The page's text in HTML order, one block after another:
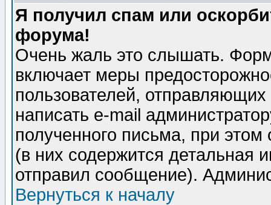
Я получил спам или
форума!
Очень жаль это слышать.
включает меры
пользователей,
написать e-mail
полученного письма, при этом
(в них содержится детальная
отправил сообщение).
Вернуться к началу